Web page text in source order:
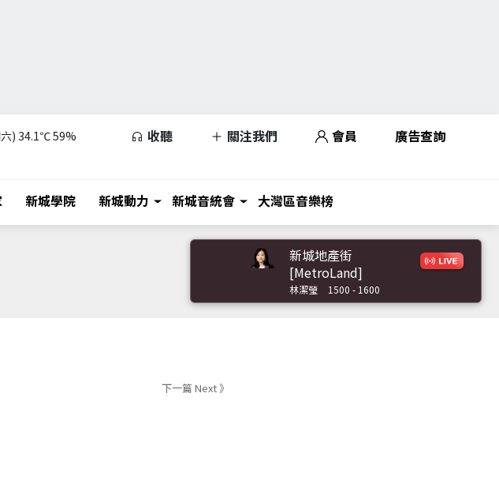
) 34.1℃59% 收聽 關注我們 會員 廣告查詢
新城學院 新城動力 新城音統會 大灣區音樂榜
新城地產街
[MetroLand]
林潔瑩 1500 - 1600
下一篇 Next 》